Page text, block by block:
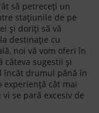
să petreceți un
stațiunile de pe
și doriți să vă
destinație cu
noi vă vom oferi în
câteva sugestii și
încât drumul până în
experiență cât mai
se pară excesiv de